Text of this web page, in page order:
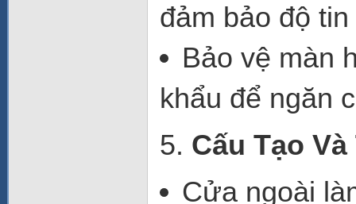
đảm bảo độ
Bảo vệ màn
khẩu để ngăn
5. Cấu Tạo
Cửa ngoài